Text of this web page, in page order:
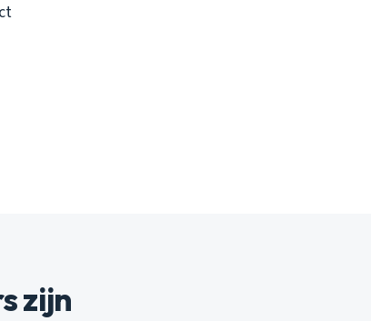
zijn